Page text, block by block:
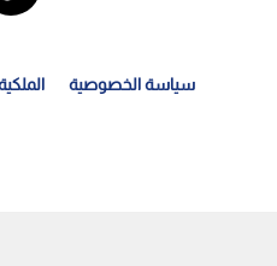
سياسة الخصوصية